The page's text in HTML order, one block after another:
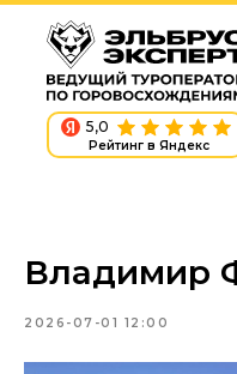
5,0
Рейтинг в Яндекс
Владимир
2026-07-01 12:00